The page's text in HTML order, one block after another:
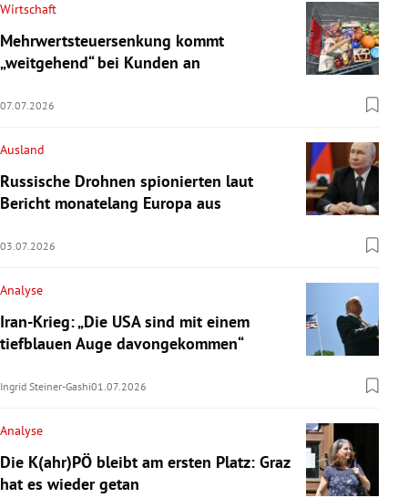
Wirtschaft
Mehrwertsteuersenkung kommt
„weitgehend“ bei Kunden an
07.07.2026
Ausland
Russische Drohnen spionierten laut
Bericht monatelang Europa aus
03.07.2026
Analyse
Iran-Krieg: „Die USA sind mit einem
tiefblauen Auge davongekommen“
Ingrid Steiner-Gashi01.07.2026
Analyse
Die K(ahr)PÖ bleibt am ersten Platz: Graz
hat es wieder getan